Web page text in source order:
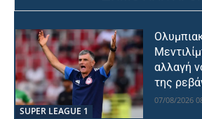
SUPER LEAGUE 1
αλλαγή
της
07/08/2026